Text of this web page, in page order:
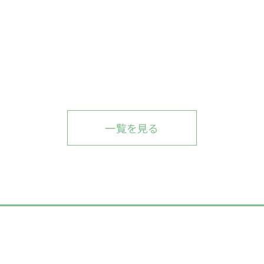
一覧を見る